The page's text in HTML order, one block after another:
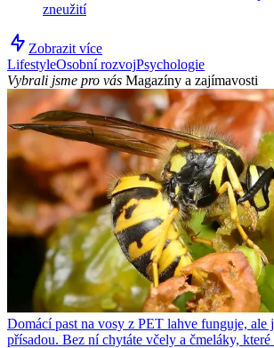
zneužití
Zobrazit více
LifestyleOsobní rozvojPsychologie
Vybrali jsme pro vás Magazíny a zajímavosti
Domácí past na vosy z PET lahve funguje, ale
přísadou. Bez ní chytáte včely a čmeláky, které